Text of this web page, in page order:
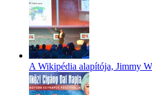
A Wikipédia alapítója, Jimmy